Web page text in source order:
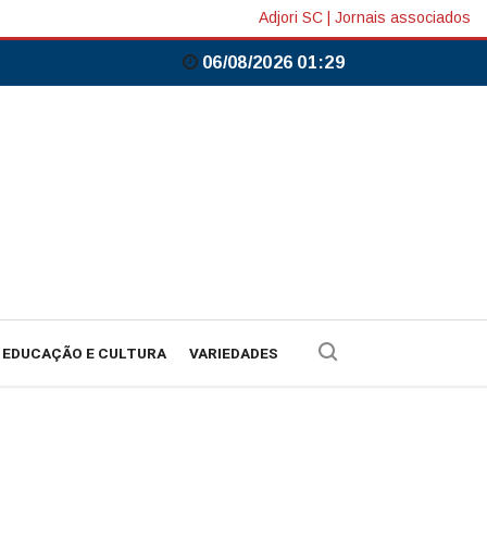
Adjori SC Jornais associados
06/08/2026 01:29
EDUCAÇÃO E CULTURA VARIEDADES